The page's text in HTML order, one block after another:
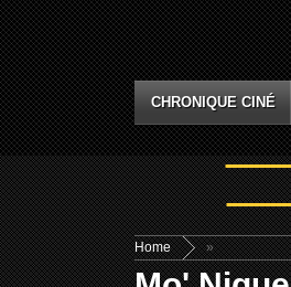
CHRONIQUE CINÉ
Home »